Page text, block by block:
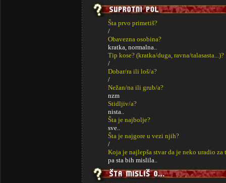
Šta prvo primetiš?
/
Obavezna osobina?
kratka, normalna..
Tip kose? (kratka/duga, ravna/talasasta...)?
/
Dobar/ra ili loš/a?
/
Nežan/na ili grub/a?
nzm
Stidljiv/a?
nista..
Šta je najbolje?
sve..
Šta je najgore u vezi njih?
/
Koja je najlepša stvar da je neko uradio za
pa sta bih mislila..